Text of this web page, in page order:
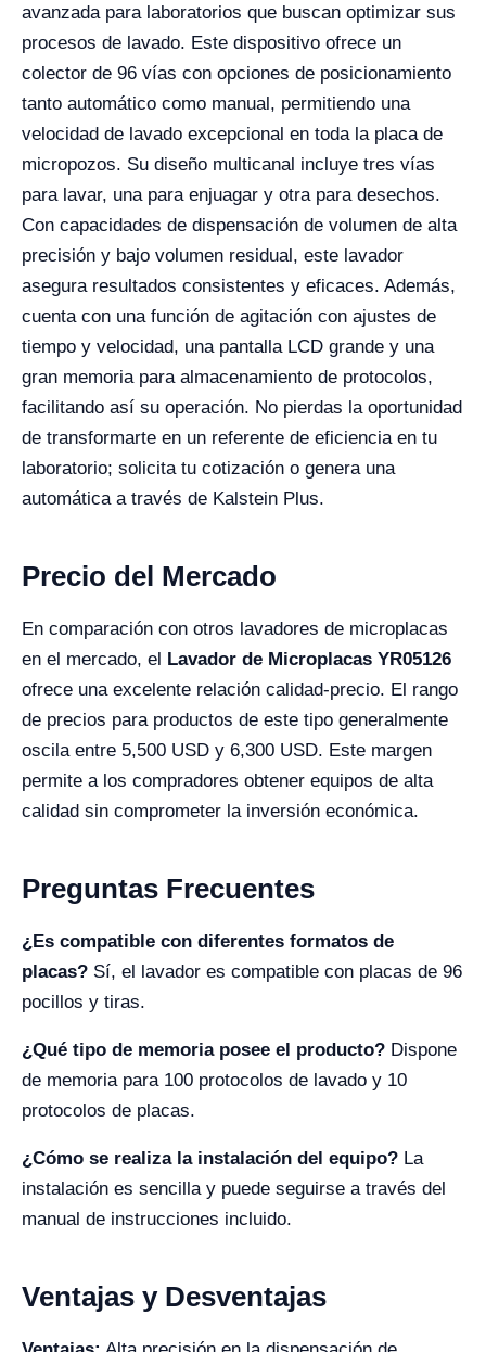
avanzada para laboratorios que buscan optimizar sus
procesos de lavado. Este dispositivo ofrece un
colector de 96 vías con opciones de posicionamiento
tanto automático como manual, permitiendo una
velocidad de lavado excepcional en toda la placa de
micropozos. Su diseño multicanal incluye tres vías
para lavar, una para enjuagar y otra para desechos.
Con capacidades de dispensación de volumen de alta
precisión y bajo volumen residual, este lavador
asegura resultados consistentes y eficaces. Además,
cuenta con una función de agitación con ajustes de
tiempo y velocidad, una pantalla LCD grande y una
gran memoria para almacenamiento de protocolos,
facilitando así su operación. No pierdas la oportunidad
de transformarte en un referente de eficiencia en tu
laboratorio; solicita tu cotización o genera una
automática a través de Kalstein Plus.
Precio del Mercado
En comparación con otros lavadores de microplacas
en el mercado, el Lavador de Microplacas YR05126
ofrece una excelente relación calidad-precio. El rango
de precios para productos de este tipo generalmente
oscila entre 5,500 USD y 6,300 USD. Este margen
permite a los compradores obtener equipos de alta
calidad sin comprometer la inversión económica.
Preguntas Frecuentes
¿Es compatible con diferentes formatos de
placas? Sí, el lavador es compatible con placas de 96
pocillos y tiras.
¿Qué tipo de memoria posee el producto? Dispone
de memoria para 100 protocolos de lavado y 10
protocolos de placas.
¿Cómo se realiza la instalación del equipo? La
instalación es sencilla y puede seguirse a través del
manual de instrucciones incluido.
Ventajas y Desventajas